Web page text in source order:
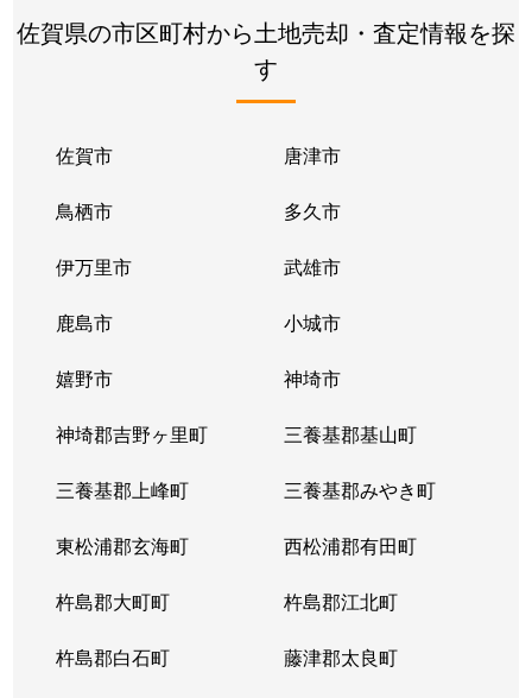
高木瀬西
360万円
佐賀
高木瀬東
1,400万円
高木瀬東
6,200万円
高木瀬町
400万円
高木瀬町
450万円
高木瀬町
1,700万円
高木瀬町
1,000万円
佐賀
高木瀬町
1,800万円
佐賀
高木瀬町
2,900万円
佐賀
高木瀬町
1,100万円
高木瀬町
630万円
佐賀県の市区町村から土地売却・査定情報を探
す
佐賀市 唐津市
鳥栖市 多久市
伊万里市 武雄市
鹿島市 小城市
嬉野市 神埼市
神埼郡吉野ヶ里町 三養基郡基山町
三養基郡上峰町 三養基郡みやき町
東松浦郡玄海町 西松浦郡有田町
杵島郡大町町 杵島郡江北町
杵島郡白石町 藤津郡太良町